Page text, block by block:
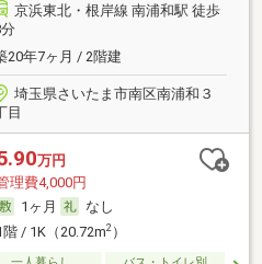
京浜東北・根岸線 南浦和駅 徒歩
20年7ヶ月 / 2階建
埼玉県さいたま市南区南浦和３
目
万円
理費4,000円
1ヶ月
なし
階 / 1K（20.72m2）